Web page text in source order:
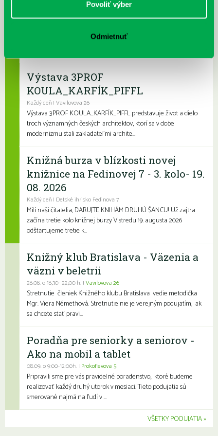
Povoliť výber
Odmietnuť
dotyk architektúry
Každý deň
Leto je konečne tu a my sme pre vás namiešali pestrý letný
program, ktorý zaženie akúkoľvek nudu. Či už hľadáte zábavu
Výstava 3PROF
KOULA_KARFÍK_PIFFL
Každý deň | Vavilovova 26
Výstava 3PROF KOULA_KARFÍK_PIFFL predstavuje život a dielo
troch významných českých architektov, ktorí sa v dobe
modernizmu stali zakladateľmi archite...
Knižná burza v blízkosti novej
knižnice na Fedinovej 7 - 3. kolo- 19.
08. 2026
Každý deň | Detské ihrisko Fedinova 7
Milí naši čitatelia, DARUJTE KNIHÁM DRUHÚ ŠANCU! Už zajtra
začína tretie kolo knižnej burzy V stredu 19. augusta 2026
odštartujeme tretie k...
Knižný klub Bratislava - Väzenia a
väzni v beletrii
28.08. o 18,30- 22,00 h. | Vavilovova 26
Stretnutie členiek Knižného klubu Bratislava vedie metodička
Mgr. Viera Némethová. Stretnutie nie je verejným podujatím, ak
sa chcete stať pravi...
Poradňa pre seniorky a seniorov -
Ako na mobil a tablet
08.09. o 9:00-12:00h. | Prokofievova 5
Pripravili sme pre vás pravidelné poradenstvo, ktoré budeme
realizovať každý druhý utorok v mesiaci. Tieto podujatia sú
smerované najmä na ľudí v ...
VŠETKY PODUJATIA